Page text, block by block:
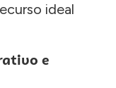
ideal
e